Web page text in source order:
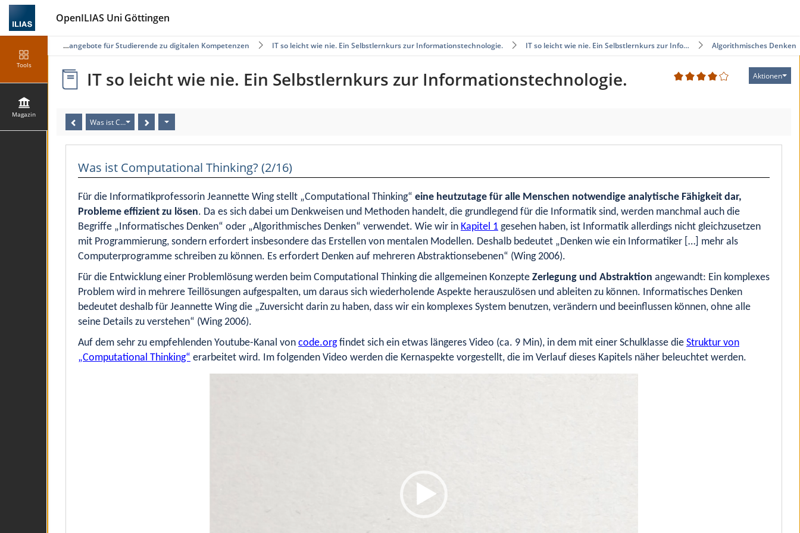
OpenILIAS Uni Göttingen
Tools
Magazin
Selbstlernangebote für Studierende zu digitalen Kompetenzen IT so leicht wie nie. Ein Selbstlernkurs zur Informationstechnologie. IT so leicht wie nie. Ein Selbstlernkurs zur Info… Algorithmisches Denken
1 Aktionen
IT so leicht wie nie. Ein Selbstlernkurs zur Informationstechnologie.
Was ist Computational Thinking? (2/16)
Was ist Computational Thinking? (2/16)
Für die Informatikprofessorin Jeannette Wing stellt „Computational Thinking“ eine heutzutage für alle Menschen notwendige analytische Fähigkeit dar,
Probleme effizient zu lösen. Da es sich dabei um Denkweisen und Methoden handelt, die grundlegend für die Informatik sind, werden manchmal auch die
Begriffe „Informatisches Denken“ oder „Algorithmisches Denken“ verwendet. Wie wir in Kapitel 1 gesehen haben, ist Informatik allerdings nicht gleichzusetzen
mit Programmierung, sondern erfordert insbesondere das Erstellen von mentalen Modellen. Deshalb bedeutet „Denken wie ein Informatiker […] mehr als
Computerprogramme schreiben zu können. Es erfordert Denken auf mehreren Abstraktionsebenen“ (Wing 2006).
Für die Entwicklung einer Problemlösung werden beim Computational Thinking die allgemeinen Konzepte Zerlegung und Abstraktion angewandt: Ein komplexes
Problem wird in mehrere Teillösungen aufgespalten, um daraus sich wiederholende Aspekte herauszulösen und ableiten zu können. Informatisches Denken
bedeutet deshalb für Jeannette Wing die „Zuversicht darin zu haben, dass wir ein komplexes System benutzen, verändern und beeinflussen können, ohne alle
seine Details zu verstehen“ (Wing 2006).
Auf dem sehr zu empfehlenden Youtube-Kanal von code.orgfindet sich ein etwas längeres Video (ca. 9 Min), in dem mit einer Schulklasse die Struktur von
„Computational Thinking“ erarbeitet wird. Im folgenden Video werden die Kernaspekte vorgestellt, die im Verlauf dieses Kapitels näher beleuchtet werden.